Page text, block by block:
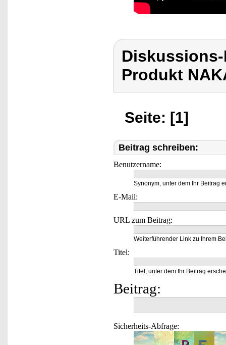
Produkt
Seite: [1]
Beitrag schreiben:
Benutzername:
Synonym, unter dem Ihr Beitrag
E-Mail:
URL zum Beitrag:
Weiterführender Link zu Ihrem
Titel:
Titel, unter dem Ihr Beitrag
Beitrag:
Sicherheits-Abfrage: